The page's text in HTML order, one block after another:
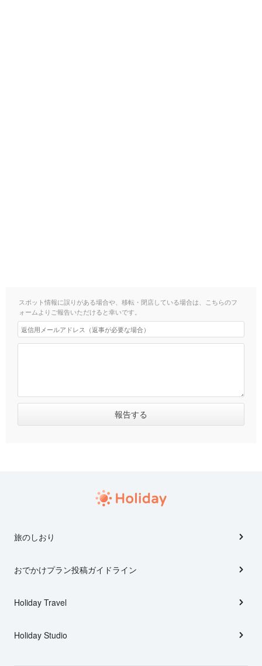
スポット情報に誤りがある場合や、移転・閉店している場合は、こちらのフ
ォームよりご報告いただけると幸いです。
旅のしおり
おでかけプラン投稿ガイドライン
Holiday Travel
Holiday Studio